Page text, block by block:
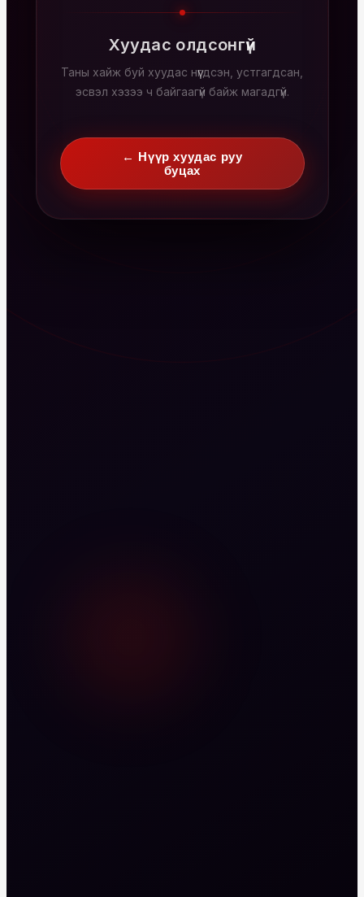
Хуудас олдсонгүй
Таны хайж буй хуудас нүүгдсэн, устгагдсан,
эсвэл хэзээ ч байгаагүй байж магадгүй.
← Нүүр хуудас руу
буцах